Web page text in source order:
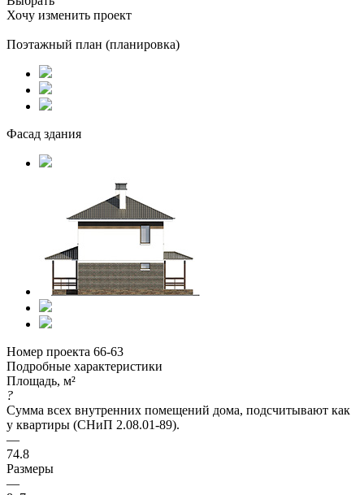
Хочу изменить проект
Поэтажный план (планировка)
Фасад здания
Номер проекта 66-63
Подробные характеристики
Площадь, м²
?
Сумма всех внутренних помещений дома, подсчитывают как
у квартиры (СНиП 2.08.01-89).
—
74.8
Размеры
—